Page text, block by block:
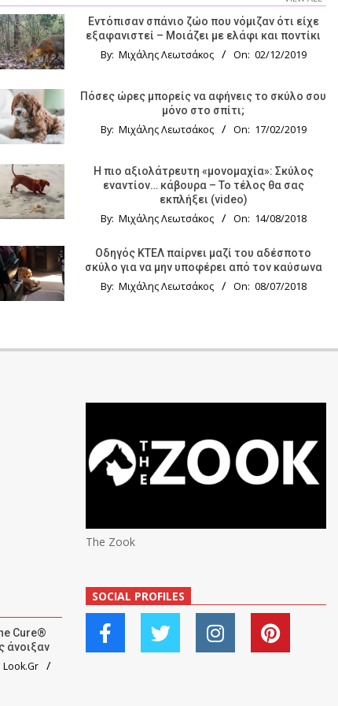
Εντόπισαν σπάνιο ζώο που νόμιζαν ότι είχε
εξαφανιστεί – Μοιάζει με ελάφι και ποντίκι
By: Μιχάλης Λεωτσάκος On: 02/12/2019
Πόσες ώρες μπορείς να αφήνεις το σκύλο σου
μόνο στο σπίτι;
By: Μιχάλης Λεωτσάκος On: 17/02/2019
Η πιο αξιολάτρευτη «μονομαχία»: Σκύλος
εναντίον… κάβουρα – Το τέλος θα σας
εκπλήξει (video)
By: Μιχάλης Λεωτσάκος On: 14/08/2018
Οδηγός KTΕΛ παίρνει μαζί του αδέσποτο
σκύλο για να μην υποφέρει από τον καύσωνα
By: Μιχάλης Λεωτσάκος On: 08/07/2018
Cure®
άνοιξαν
The Zook
SOCIAL PROFILES